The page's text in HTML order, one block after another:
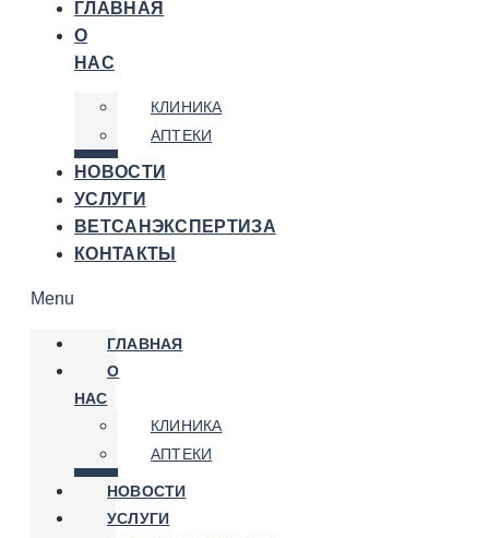
ГЛАВНАЯ
О
НАС
КЛИНИКА
АПТЕКИ
НОВОСТИ
УСЛУГИ
ВЕТСАНЭКСПЕРТИЗА
КОНТАКТЫ
Menu
ГЛАВНАЯ
О
НАС
КЛИНИКА
АПТЕКИ
НОВОСТИ
УСЛУГИ